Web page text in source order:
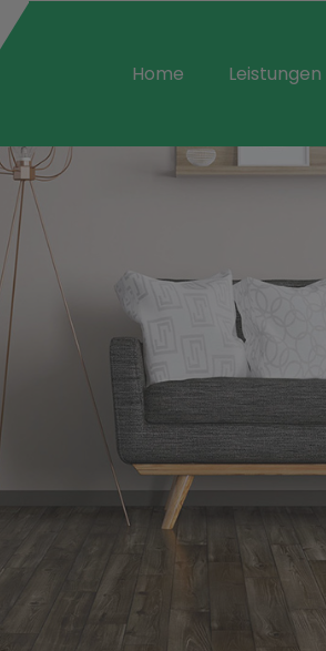
Home Leistungen